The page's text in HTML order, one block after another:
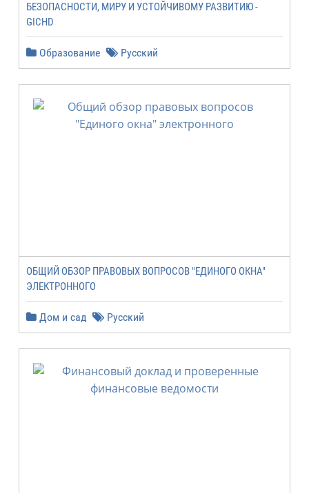
БЕЗОПАСНОСТИ, МИРУ И УСТОЙЧИВОМУ РАЗВИТИЮ -
GICHD
Образование Русский
ОБЩИЙ ОБЗОР ПРАВОВЫХ ВОПРОСОВ "ЕДИНОГО ОКНА"
ЭЛЕКТРОННОГО
Дом и сад Русский